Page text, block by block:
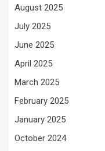
August 2025
July 2025
June 2025
April 2025
March 2025
February 2025
January 2025
October 2024